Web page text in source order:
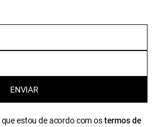
ENVIAR
estou de acordo com ostermos de